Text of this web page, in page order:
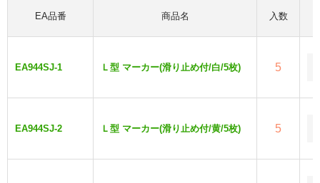
EA品番 商品名 入数
EA944SJ-1 Ｌ型 マーカー(滑り止め付/白/5枚) 5
EA944SJ-2 Ｌ型 マーカー(滑り止め付/黄/5枚) 5